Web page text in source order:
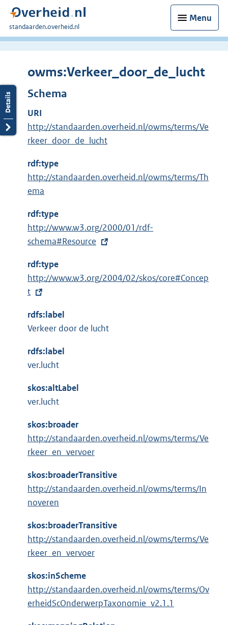
Menu
U
bent
standaarden.overheid.nl
owms:Verkeer_door_de_lucht
Schema
URI
http://standaarden.overheid.nl/owms/terms/Ve
rkeer_door_de_lucht
rdf:type
http://standaarden.overheid.nl/owms/terms/Th
ema
rdf:type
E
x
e
r
n
l
n
k
http://www.w3.org/2000/01/rdf-
schema#Resource
rdf:type
E
x
e
r
i
n
:
http://www.w3.org/2004/02/skos/core#Concep
t
rdfs:label
Verkeer door de lucht
rdfs:label
ver.lucht
skos:altLabel
ver.lucht
skos:broader
http://standaarden.overheid.nl/owms/terms/Ve
rkeer_en_vervoer
skos:broaderTransitive
http://standaarden.overheid.nl/owms/terms/In
noveren
skos:broaderTransitive
http://standaarden.overheid.nl/owms/terms/Ve
rkeer_en_vervoer
skos:inScheme
http://standaarden.overheid.nl/owms/terms/Ov
erheidScOnderwerpTaxonomie_v2.1.1